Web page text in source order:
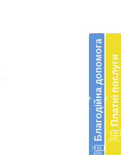
‹ Благодійна допомога ‹ Платні послуги